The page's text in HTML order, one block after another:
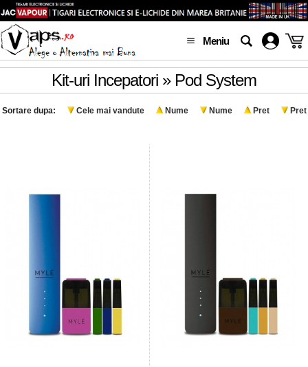
Meniu
Kit-uri Incepatori » Pod System
Sortare dupa: Cele mai vandute Nume Nume Pret Pret